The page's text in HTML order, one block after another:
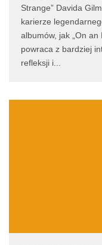
Strange” Davida
karierze
albumów, jak „On an
powraca z bardziej
refleksji i